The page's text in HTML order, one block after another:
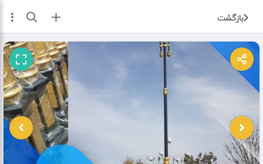
بازگشت ثبت آگهی